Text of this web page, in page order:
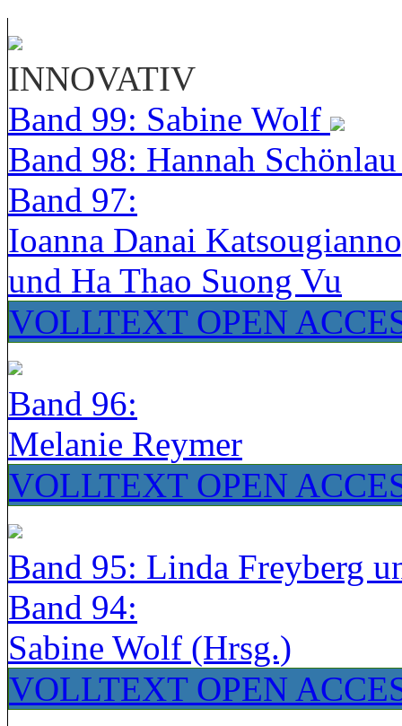
INNOVATIV
Band 99: Sabine Wolf
Band 98: Hannah
Band 97:
Ioanna Danai
und Ha Thao Suong Vu
VOLLTEXT OPEN
Band 96:
Melanie Reymer
VOLLTEXT OPEN
Band 95: Linda Freyberg
Band 94:
Sabine Wolf (Hrsg.)
VOLLTEXT OPEN